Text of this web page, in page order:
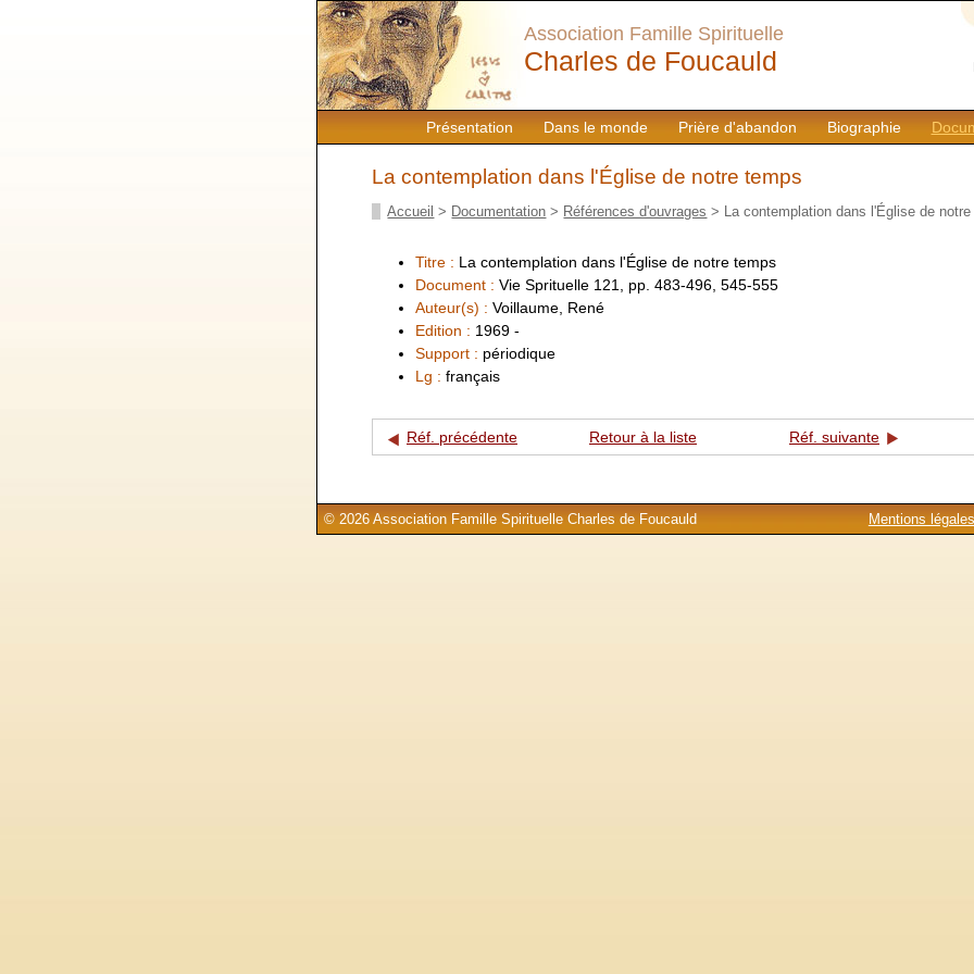
Présentation Dans le monde Prière d'abandon Biographie
Association Famille Spirituelle
Charles de Foucauld
La contemplation dans l'Église de notre temps
Accueil > Documentation > Références d'ouvrages > La contemplation dans l'Église de notre
Titre : La contemplation dans l'Église de notre temps
Document : Vie Sprituelle 121, pp. 483-496, 545-555
Auteur(s) : Voillaume, René
Edition : 1969 -
Support : périodique
Lg : français
Réf. précédente Retour à la liste Réf. suivante
Mentions légales
© 2026 Association Famille Spirituelle Charles de Foucauld